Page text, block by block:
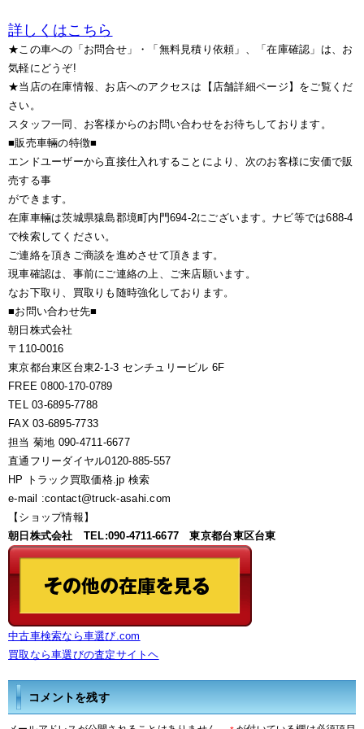
詳しくはこちら
★この車への「お問合せ」・「無料見積り依頼」、「在庫確認」は、お
気軽にどうぞ!
★当店の在庫情報、お店へのアクセスは【店舗詳細ページ】をご覧くだ
さい。
スタッフ一同、お客様からのお問い合わせをお待ちしております。
■販売車輛の特徴■
エンドユーザーから直接仕入れすることにより、次のお客様に安価で販
売する事
ができます。
在庫車輛は茨城県猿島郡境町内門694-2にございます。ナビ等では688-4
で検索してください。
ご連絡を頂きご商談を進めさせて頂きます。
現車確認は、事前にご連絡の上、ご来店願います。
なお下取り、買取りも随時強化しております。
■お問い合わせ先■
朝日株式会社
〒110-0016
東京都台東区台東2-1-3 センチュリービル 6F
FREE 0800-170-0789
TEL 03-6895-7788
FAX 03-6895-7733
担当 菊地 090-4711-6677
直通フリーダイヤル0120-885-557
HP トラック買取価格.jp 検索
e-mail :contact@truck-asahi.com
【ショップ情報】
朝日株式会社 TEL:090-4711-6677 東京都台東区台東
中古車検索なら車選び.com
買取なら車選びの査定サイトヘ
コメントを残す